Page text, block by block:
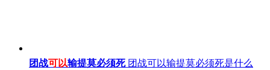
团战可以输提莫必须死 团战可以输提莫必须死是什么